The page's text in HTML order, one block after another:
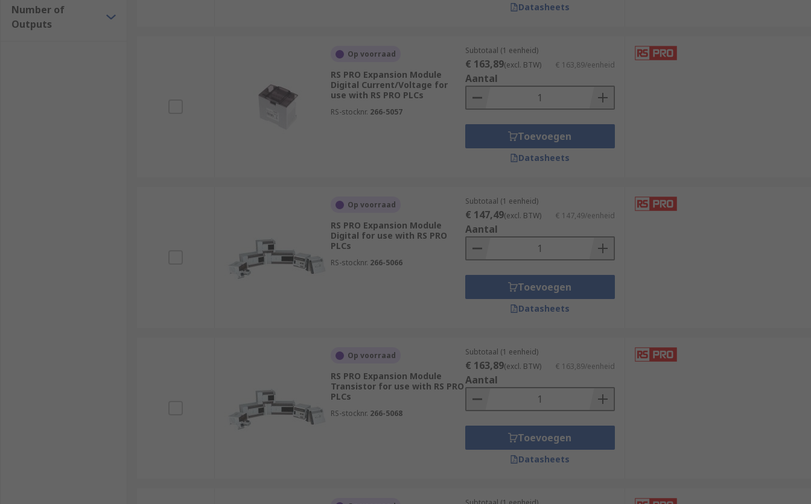
Number of
Outputs
Datasheets
Op voorraad
RS PRO Expansion Module
Digital Current/Voltage for
use with RS PRO PLCs
RS-stocknr. 266-5057
Subtotaal (1 eenheid)
€ 163,89(excl. BTW) € 163,89/eenheid
Aantal
Toevoegen
Datasheets
Op voorraad
RS PRO Expansion Module
Digital for use with RS PRO
PLCs
RS-stocknr. 266-5066
Subtotaal (1 eenheid)
€ 147,49(excl. BTW) € 147,49/eenheid
Aantal
Toevoegen
Datasheets
Op voorraad
RS PRO Expansion Module
Transistor for use with RS PRO
PLCs
RS-stocknr. 266-5068
Subtotaal (1 eenheid)
€ 163,89(excl. BTW) € 163,89/eenheid
Aantal
Toevoegen
Datasheets